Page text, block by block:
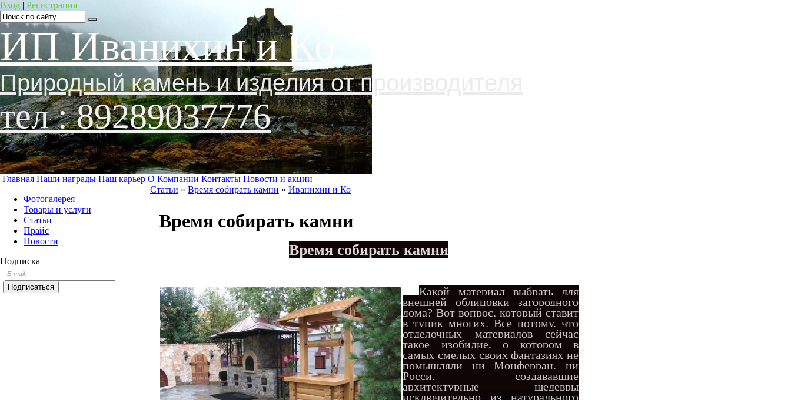
Вход | Регистрация
ИП Иванихин и Ко
Природный камень и изделия от производителя
тел : 89289037776
Главная Наши награды Наш карьер О Компании Контакты Новости и акции
Фотогалерея
Товары и услуги
Статьи
Прайс
Новости
Подписка
Статьи » Время собирать камни » Иванихин и Ко
Время собирать камни
Время собирать камни
Какой материал выбрать для
внешней облицовки загородного
дома? Вот вопрос, который ставит
в тупик многих. Все потому, что
отделочных материалов сейчас
такое изобилие, о котором в
самых смелых своих фантазиях не
помышляли ни Монферран, ни
Росси, создававшие
архитектурные шедевры
исключительно из натурального